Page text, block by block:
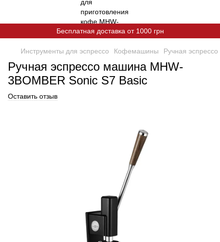
Бесплатная доставка от 1000 грн
Инструменты для эспрессо Кофемашины Ручная
Ручная эспрессо машина MHW-
3BOMBER Sonic S7 Basic
Оставить отзыв